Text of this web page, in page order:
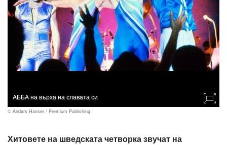
АББА на върха на славата си
© Anders Hanser / Premium Publishing
Хитовете на шведската четворка звучат на